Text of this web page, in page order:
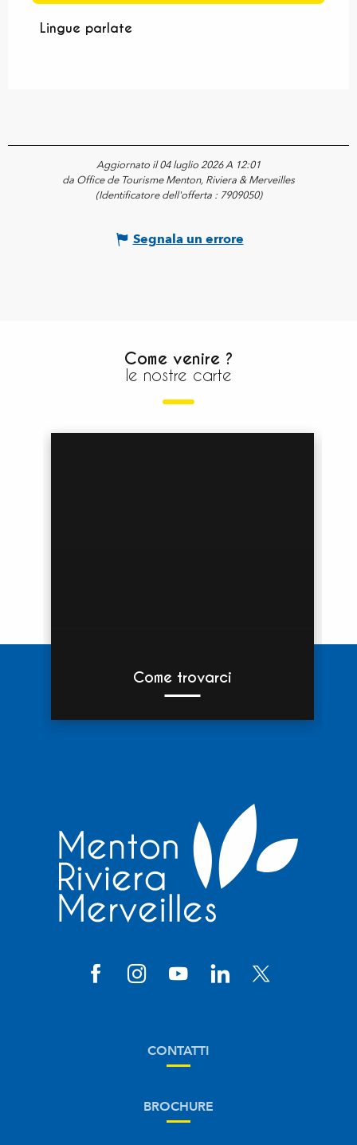
Lingue parlate
Lingue parlate
Aggiornato il 04 luglio 2026 A 12:01
da Office de Tourisme Menton, Riviera & Merveilles
(Identificatore dell'offerta : 7909050)
Segnala un errore
Come venire ?
le nostre carte
Come trovarci
CONTATTI
BROCHURE